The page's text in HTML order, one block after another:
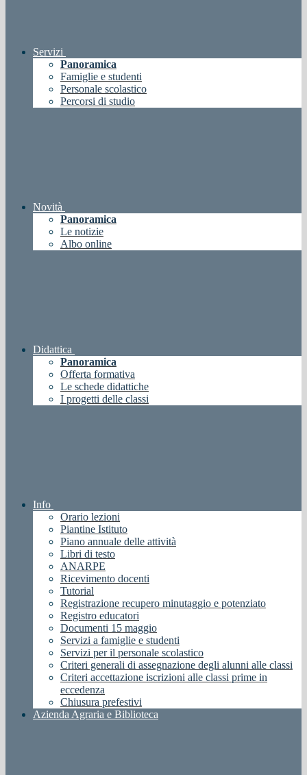
Servizi
Panoramica
Famiglie e studenti
Personale scolastico
Percorsi di studio
Novità
Panoramica
Le notizie
Albo online
Didattica
Panoramica
Offerta formativa
Le schede didattiche
I progetti delle classi
Info
Orario lezioni
Piantine Istituto
Piano annuale delle attività
Libri di testo
ANARPE
Ricevimento docenti
Tutorial
Registrazione recupero minutaggio e potenziato
Registro educatori
Documenti 15 maggio
Servizi a famiglie e studenti
Servizi per il personale scolastico
Criteri generali di assegnazione degli alunni alle classi
Criteri accettazione iscrizioni alle classi prime in
eccedenza
Chiusura prefestivi
Azienda Agraria e Biblioteca